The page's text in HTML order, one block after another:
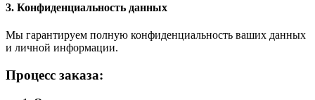
3. Конфиденциальность данных
Мы гарантируем полную конфиденциальность ваших данных
и личной информации.
Процесс заказа: